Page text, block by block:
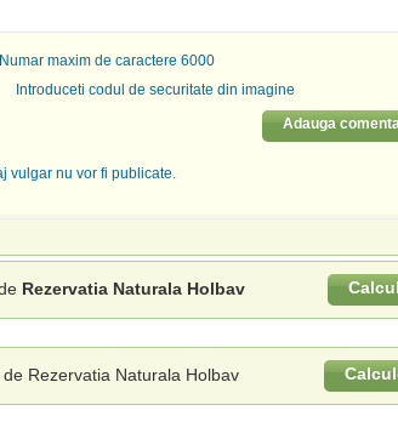
maxim de caractere 6000
Introduceti codul de securitate din imagine
Adauga
vulgar nu vor fi publicate.
Rezervatia Naturala Holbav
Rezervatia Naturala Holbav